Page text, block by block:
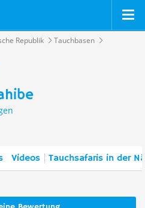
Republik Tauchbasen
Videos Tauchsafaris in der